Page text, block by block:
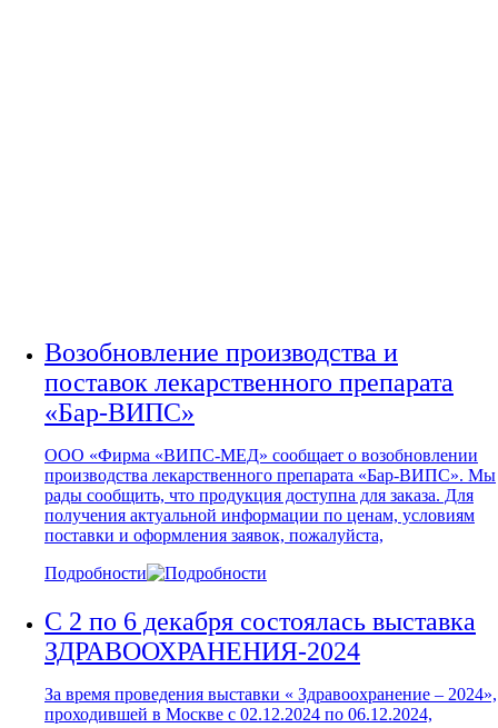
Возобновление производства и
поставок лекарственного препарата
«Бар-ВИПС»
ООО «Фирма «ВИПС-МЕД» сообщает о возобновлении
производства лекарственного препарата «Бар-ВИПС». Мы
рады сообщить, что продукция доступна для заказа. Для
получения актуальной информации по ценам, условиям
поставки и оформления заявок, пожалуйста,
Подробности
С 2 по 6 декабря состоялась выставка
ЗДРАВООХРАНЕНИЯ-2024
За время проведения выставки « Здравоохранение – 2024»,
проходившей в Москве с 02.12.2024 по 06.12.2024,